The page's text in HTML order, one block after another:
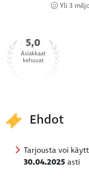
Yli 3
5,0
Asiakkaat
kehuvat
Ehdot
Tarjousta voi
30.04.2025 asti